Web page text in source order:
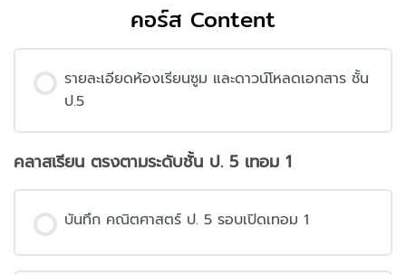
คอร์ส Content
รายละเอียดห้องเรียนซูม และดาวน์โหลดเอกสาร ชั้น
ป.5
คลาสเรียน ตรงตามระดับชั้น ป. 5 เทอม 1
บันทึก คณิตศาสตร์ ป. 5 รอบเปิดเทอม 1